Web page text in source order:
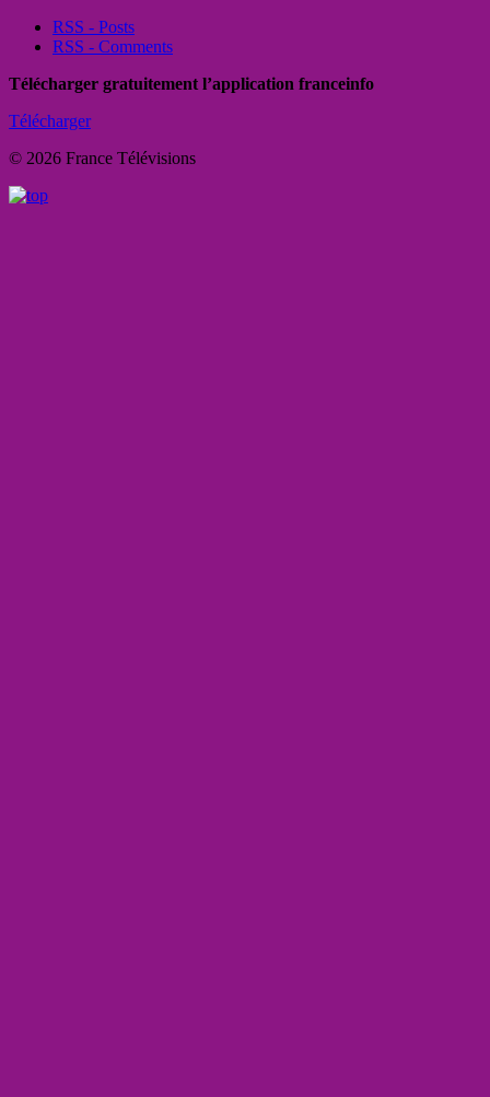
RSS - Posts
RSS - Comments
Télécharger gratuitement l’application franceinfo
Télécharger
© 2026 France Télévisions